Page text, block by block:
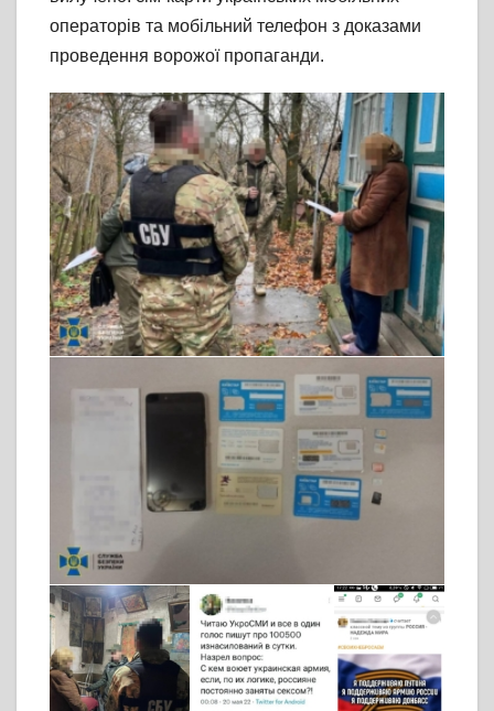
операторів та мобільний телефон з доказами
проведення ворожої пропаганди.